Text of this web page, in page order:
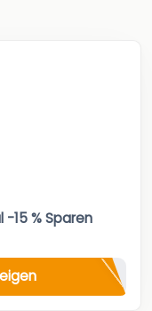
-15 % Sparen